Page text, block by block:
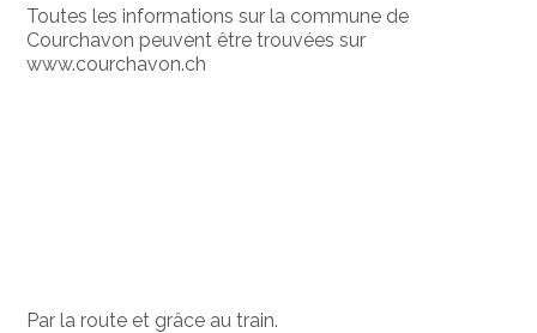
Toutes les informations sur la commune de
Courchavon peuvent être trouvées sur
www.courchavon.ch
Par la route et grâce au train.